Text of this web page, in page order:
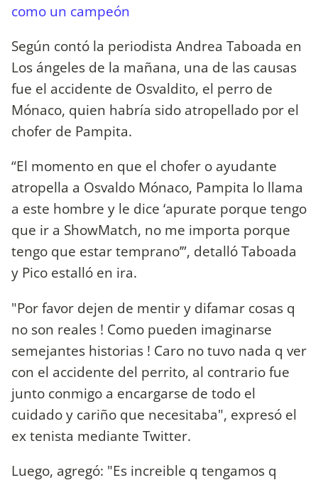
como un campeón
Según contó la periodista Andrea Taboada en
Los ángeles de la mañana, una de las causas
fue el accidente de Osvaldito, el perro de
Mónaco, quien habría sido atropellado por el
chofer de Pampita.
“El momento en que el chofer o ayudante
atropella a Osvaldo Mónaco, Pampita lo llama
a este hombre y le dice ‘apurate porque tengo
que ir a ShowMatch, no me importa porque
tengo que estar temprano’”, detalló Taboada
y Pico estalló en ira.
"Por favor dejen de mentir y difamar cosas q
no son reales ! Como pueden imaginarse
semejantes historias ! Caro no tuvo nada q ver
con el accidente del perrito, al contrario fue
junto conmigo a encargarse de todo el
cuidado y cariño que necesitaba", expresó el
ex tenista mediante Twitter.
Luego, agregó: "Es increible q tengamos q